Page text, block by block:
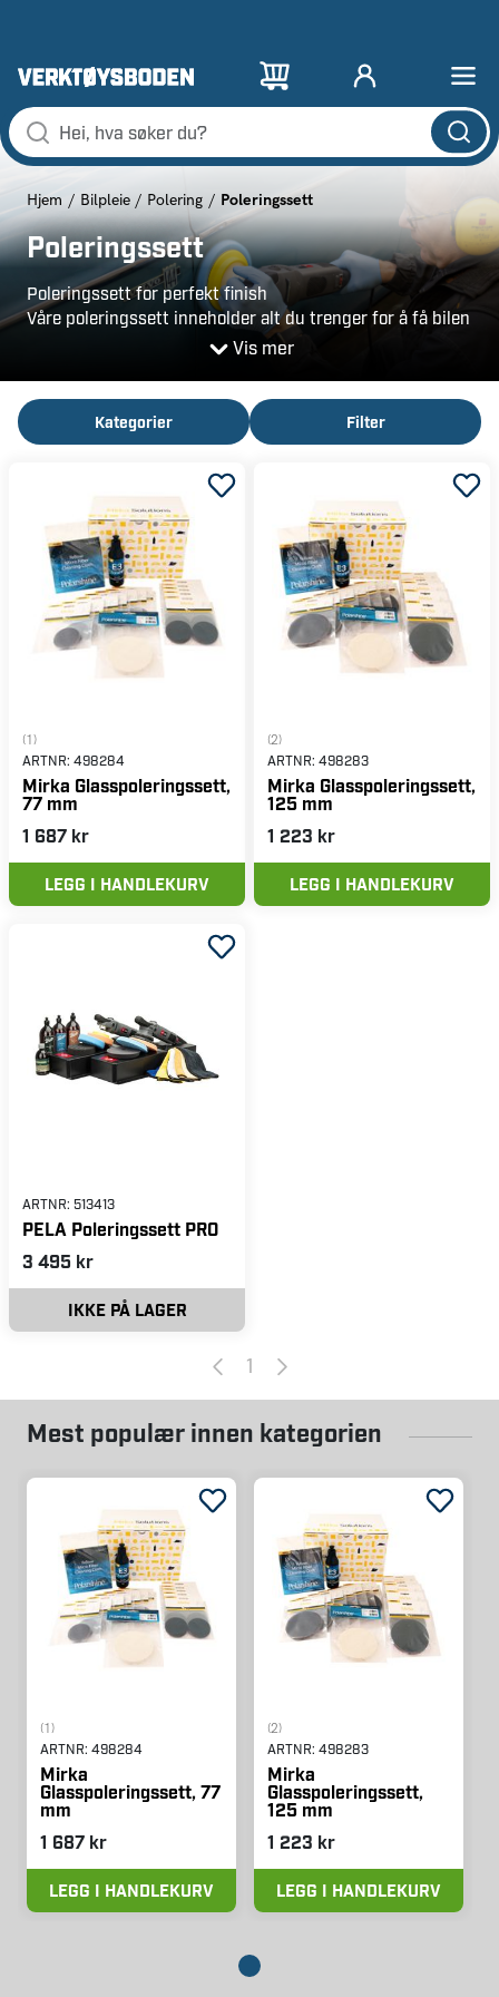
Hjem Bilpleie Polering Poleringssett
Poleringssett
Poleringssett for perfekt finish
Våre poleringssett inneholder alt du trenger for å få bilen
til å skinne som ny. Settene inkluderer
Enkel polering med komplette sett
poleringssett som passer dine behov. Våre sett er
designet for enkel bruk og leverer profesjonelle
resultater.
Kjøp et poleringssett hos Verktygsboden og la bilen
skinne!
Vis mer
Kategorier Filter
(1)
ARTNR: 498284
Mirka Glasspoleringssett,
77 mm
1 687 kr
LEGG I HANDLEKURV
(2)
ARTNR: 498283
Mirka Glasspoleringssett,
125 mm
1 223 kr
LEGG I HANDLEKURV
ARTNR: 513413
PELA Poleringssett PRO
3 495 kr
IKKE PÅ LAGER
1
Mest populær innen kategorien
(1)
ARTNR: 498284
Mirka
Glasspoleringssett, 77
mm
1 687 kr
LEGG I HANDLEKURV
(2)
ARTNR: 498283
Mirka
Glasspoleringssett,
125 mm
1 223 kr
LEGG I HANDLEKURV